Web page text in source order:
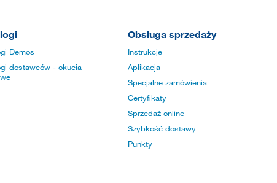
Demos
dostawców - okucia
Obsługa sprzedaży
Instrukcje
Aplikacja
Specjalne zamówienia
Certyfikaty
Sprzedaż online
Szybkość dostawy
Punkty